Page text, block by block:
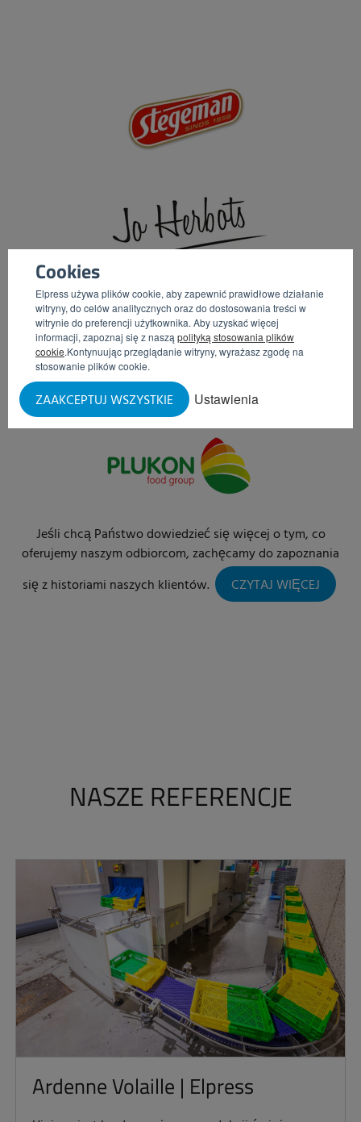
Cookies
Elpress używa plików cookie, aby zapewnić prawidłowe działanie
witryny, do celów analitycznych oraz do dostosowania treści w
witrynie do preferencji użytkownika. Aby uzyskać więcej
informacji, zapoznaj się z naszą polityką stosowania plików
cookie.Kontynuując przeglądanie witryny, wyrażasz zgodę na
stosowanie plików cookie.
Ustawienia
ZAAKCEPTUJ WSZYSTKIE
Jeśli chcą Państwo dowiedzieć się więcej o tym, co
oferujemy naszym odbiorcom, zachęcamy do zapoznania
się z historiami naszych klientów.
CZYTAJ WIĘCEJ
NASZE REFERENCJE
Ardenne Volaille | Elpress